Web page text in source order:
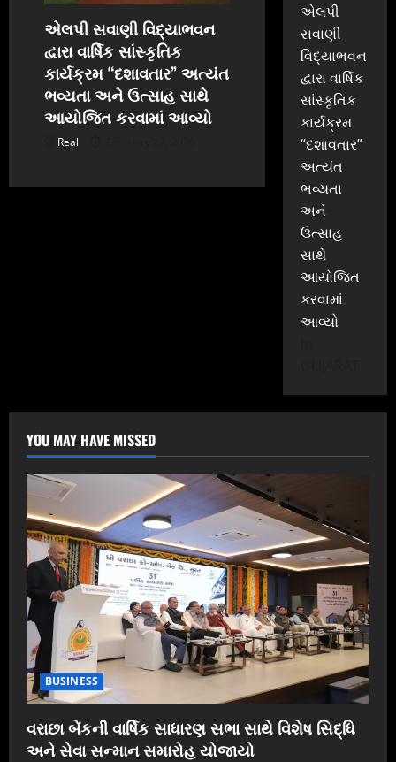
એલપી સવાણી વિદ્યાભવન
દ્વારા વાર્ષિક સાંસ્કૃતિક
કાર્યક્રમ “દશાવતાર” અત્યંત
ભવ્યતા અને ઉત્સાહ સાથે
આયોજિત કરવામાં આવ્યો
Real
એલપી
સવાણી
વિદ્યાભવન
દ્વારા વાર્ષિક
સાંસ્કૃતિક
કાર્યક્રમ
“દશાવતાર”
અત્યંત
ભવ્યતા
અને
ઉત્સાહ
સાથે
આયોજિત
કરવામાં
આવ્યો
YOU MAY HAVE MISSED
BUSINESS
વરાછા બેંકની વાર્ષિક સાધારણ સભા સાથે વિશેષ સિદ્ધિ
અને સેવા સન્માન સમારોહ યોજાયો